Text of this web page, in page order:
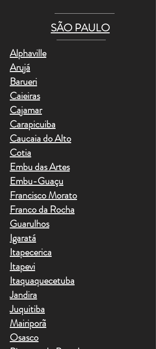
SÃO PAULO
Alphaville
Arujá
Barueri
Caieiras
Cajamar
Carapicuiba
Caucaia do Alto
Cotia
Embu das Artes
Embu-Guaçu
Francisco Morato
Franco da Rocha
Guarulhos
Igaratá
Itapecerica
Itapevi
Itaquaquecetuba
Jandira
Juquitiba
Mairiporã
Osasco